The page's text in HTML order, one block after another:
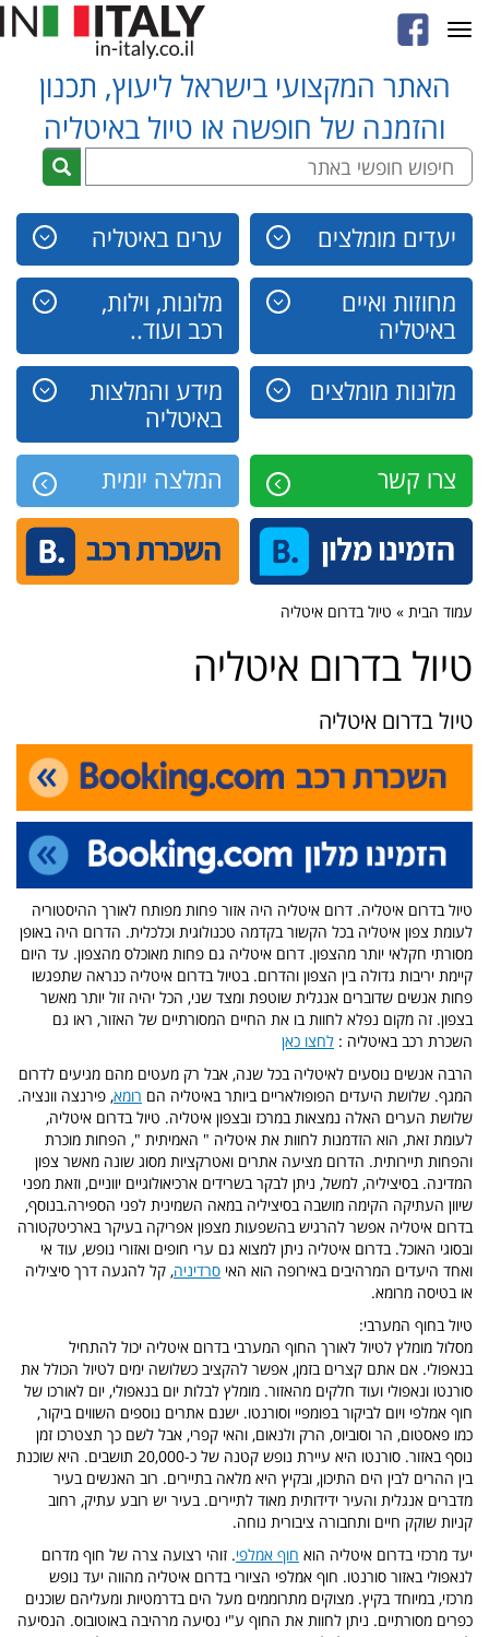
האתר המקצועי בישראל ליעוץ, תכנון
והזמנה של חופשה או טיול באיטליה
יעדים מומלצים ערים באיטליה
מחוזות ואיים
באיטליה
מלונות, וילות,
רכב ועוד..
מלונות מומלצים
מידע והמלצות
באיטליה
צרו קשר
המלצה יומית
Toggle
navigation
עמוד הבית » טיול בדרום איטליה
טיול בדרום איטליה
טיול בדרום איטליה
טיול בדרום איטליה. דרום איטליה היה אזור פחות מפותח לאורך ההיסטוריה
לעומת צפון איטליה בכל הקשור בקדמה טכנולוגית וכלכלית. הדרום היה באופן
מסורתי חקלאי יותר מהצפון. דרום איטליה גם פחות מאוכלס מהצפון. עד היום
קיימת יריבות גדולה בין הצפון והדרום. בטיול בדרום איטליה כנראה שתפגשו
פחות אנשים שדוברים אנגלית שוטפת ומצד שני, הכל יהיה זול יותר מאשר
בצפון. זה מקום נפלא לחוות בו את החיים המסורתיים של האזור, ראו גם
השכרת רכב באיטליה : לחצו כאן
הרבה אנשים נוסעים לאיטליה בכל שנה, אבל רק מעטים מהם מגיעים לדרום
המגף. שלושת היעדים הפופולאריים ביותר באיטליה הם רומא, פירנצה וונציה.
שלושת הערים האלה נמצאות במרכז ובצפון איטליה. טיול בדרום איטליה,
לעומת זאת, הוא הזדמנות לחוות את איטליה " האמיתית ", הפחות מוכרת
והפחות תיירותית. הדרום מציעה אתרים ואטרקציות מסוג שונה מאשר צפון
המדינה. בסיציליה, למשל, ניתן לבקר בשרידים ארכיאולוגיים יווניים, וזאת מפני
שיוון העתיקה הקימה מושבה בסיציליה במאה השמינית לפני הספירה.בנוסף,
בדרום איטליה אפשר להרגיש בהשפעות מצפון אפריקה בעיקר בארכיטקטורה
ובסוגי האוכל. בדרום איטליה ניתן למצוא גם ערי חופים ואזורי נופש, עוד אי
ואחד היעדים המרהיבים באירופה הוא האי סרדיניה, קל להגעה דרך סיציליה
או בטיסה מרומא.
טיול בחוף המערבי:
מסלול מומלץ לטיול לאורך החוף המערבי בדרום איטליה יכול להתחיל
בנאפולי. אם אתם קצרים בזמן, אפשר להקציב כשלושה ימים לטיול הכולל את
סורנטו ונאפולי ועוד חלקים מהאזור. מומלץ לבלות יום בנאפולי, יום לאורכו של
חוף אמלפי ויום לביקור בפומפיי וסורנטו. ישנם אתרים נוספים השווים ביקור,
כמו פאסטום, הר וסוביוס, הרק ולנאום, והאי קפרי, אבל לשם כך תצטרכו זמן
נוסף באזור. סורנטו היא עיירת נופש קטנה של כ-20,000 תושבים. היא שוכנת
בין ההרים לבין הים התיכון, ובקיץ היא מלאה בתיירים. רוב האנשים בעיר
מדברים אנגלית והעיר ידידותית מאוד לתיירים. בעיר יש רובע עתיק, רחוב
קניות שוקק חיים ותחבורה ציבורית נוחה.
יעד מרכזי בדרום איטליה הוא חוף אמלפי. זוהי רצועה צרה של חוף מדרום
לנאפולי באזור סורנטו. חוף אמלפי הציורי בדרום איטליה מהווה יעד נופש
מרכזי, במיוחד בקיץ. מצוקים מתרוממים מעל הים בדרמטיות ומעליהם שוכנים
כפרים מסורתיים. ניתן לחוות את החוף ע"י נסיעה מרהיבה באוטובוס. הנסיעה